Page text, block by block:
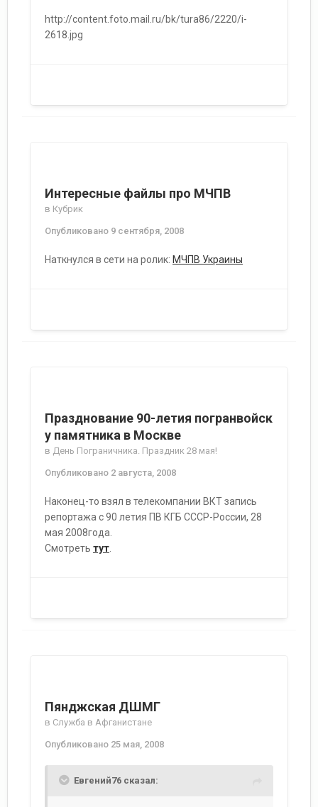
http://content.foto.mail.ru/bk/tura86/2220/i-
2618.jpg
Интересные файлы про МЧПВ
в Кубрик
Опубликовано 9 сентября, 2008
Наткнулся в сети на ролик: МЧПВ Украины
Празднование 90-летия погранвойск
у памятника в Москве
в День Пограничника. Праздник 28 мая!
Опубликовано 2 августа, 2008
Наконец-то взял в телекомпании ВКТ запись
репортажа с 90 летия ПВ КГБ СССР-России, 28
мая 2008года.
Смотреть тут
Пянджская ДШМГ
в Служба в Афганистане
Опубликовано 25 мая, 2008
Евгений76 сказал: